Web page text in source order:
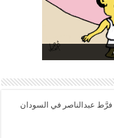
عبدالناصر في السودان